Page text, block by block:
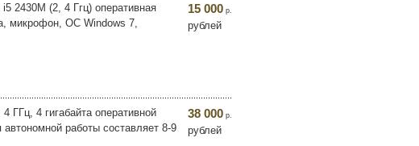
2430M (2, 4 Ггц) оперативная
микрофон, ОС Windows 7,
15 000 р.
рублей
4 гигабайта оперативной
работы составляет 8-9
38 000 р.
рублей